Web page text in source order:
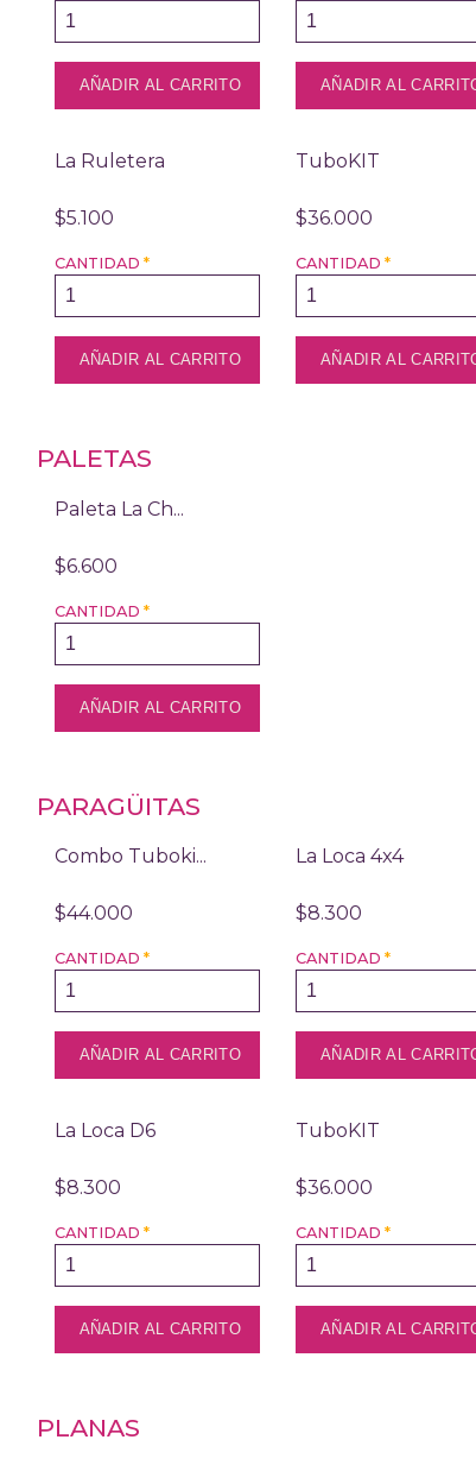
La Ruletera
$5.100
CANTIDAD *
TuboKIT
$36.000
CANTIDAD*
PALETAS
Paleta La Ch...
$6.600
CANTIDAD *
PARAGÜITAS
Combo Tuboki...
$44.000
CANTIDAD *
La Loca 4x4
$8.300
CANTIDAD*
La Loca D6
$8.300
CANTIDAD *
TuboKIT
$36.000
CANTIDAD*
PLANAS